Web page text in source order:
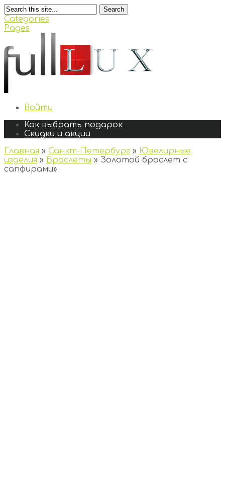
Search
Categories
Pages
Войти
Как выбрать подарок
Скидки и акции
Главная » Санкт-Петербург » Ювелирные
изделия » Браслеты » Золотой браслет с
сапфирами»